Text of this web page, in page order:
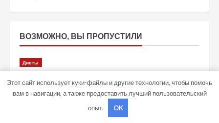
ВОЗМОЖНО, ВЫ ПРОПУСТИЛИ
Диеты
Устройство и принцип работы
компрессорных водородных ингаляторов
7 августа 2026
Этот сайт использует куки-файлы и другие технологии, чтобы помочь
вам в навигации, а также предоставить лучший пользовательский
опыт.
OK